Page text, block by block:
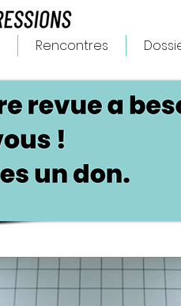
Rencontres